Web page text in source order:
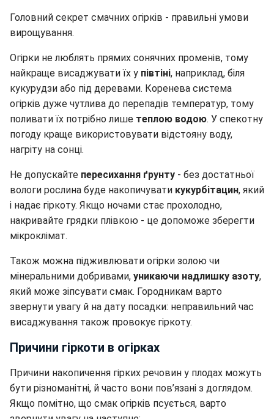
Головний секрет смачних огірків - правильні умови
вирощування.
Огірки не люблять прямих сонячних променів, тому
найкраще висаджувати їх у півтіні, наприклад, біля
кукурудзи або під деревами. Коренева система
огірків дуже чутлива до перепадів температур, тому
поливати їх потрібно лише теплою водою. У спекотну
погоду краще використовувати відстояну воду,
нагріту на сонці.
Не допускайте пересихання ґрунту - без достатньої
вологи рослина буде накопичувати кукурбітацин, який
і надає гіркоту. Якщо ночами стає прохолодно,
накривайте грядки плівкою - це допоможе зберегти
мікроклімат.
Також можна підживлювати огірки золою чи
мінеральними добривами, уникаючи надлишку азоту,
який може зіпсувати смак. Городникам варто
звернути увагу й на дату посадки: неправильний час
висаджування також провокує гіркоту.
Причини гіркоти в огірках
Причини накопичення гірких речовин у плодах можуть
бути різноманітні, й часто вони пов’язані з доглядом.
Якщо помітно, що смак огірків псується, варто